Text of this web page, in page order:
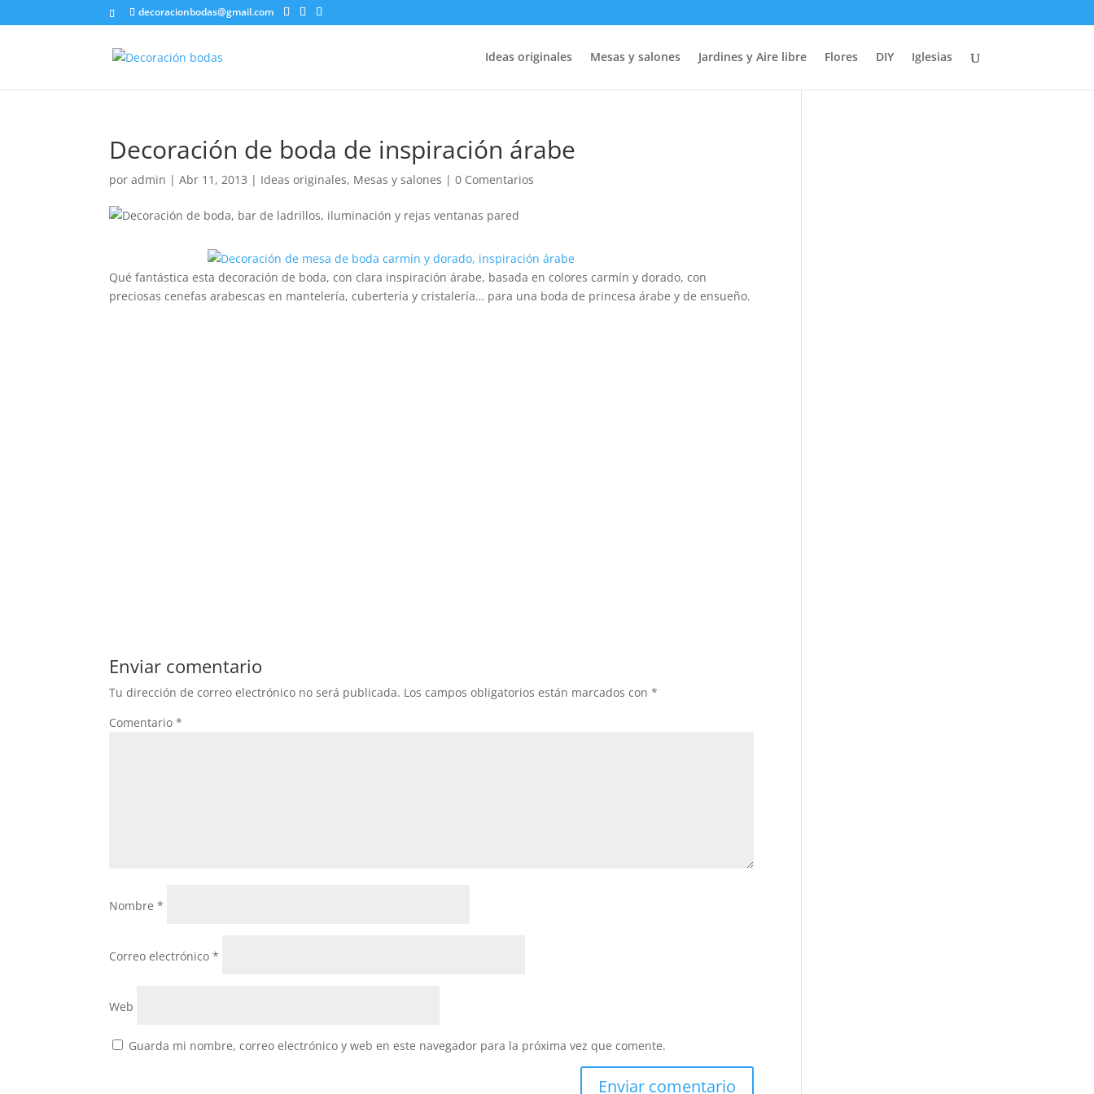
decoracionbodas@gmail.com
Ideas originales Mesas y salones Jardines y Aire libre Flores DIY Iglesias
Decoración de boda de inspiración árabe
poradmin |Abr 11, 2013 | Ideas originales, Mesas y salones |0 Comentarios
Qué fantástica esta decoración de boda, con clara inspiración árabe, basada en colores carmín y dorado, con
preciosas cenefas arabescas en mantelería, cubertería y cristalería… para una boda de princesa árabe y de ensueño.
Enviar comentario
Tu dirección de correo electrónico no será publicada. Los campos obligatorios están marcados con*
Comentario*
Nombre*
Correo electrónico*
Web
Guarda mi nombre, correo electrónico y web en este navegador para la próxima vez que comente.